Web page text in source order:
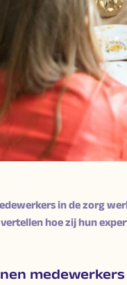
in de zorg
hoe zij hun